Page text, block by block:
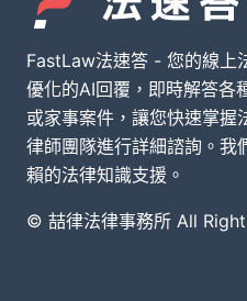
FastLaw法速答 - 您的線上
優化的AI回覆，即時解答各
或家事案件，讓您快速掌握
律師團隊進行詳細諮詢。我
賴的法律知識支援。
© 喆律法律事務所 All